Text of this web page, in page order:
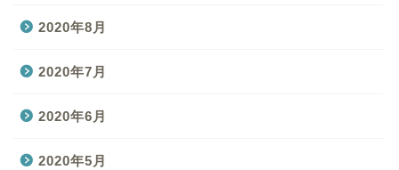
2020年8月
2020年7月
2020年6月
2020年5月